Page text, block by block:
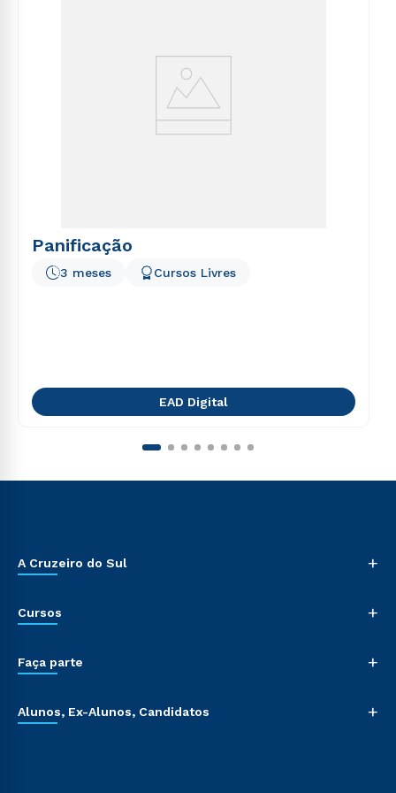
Panificação
3 meses Cursos Livres
EAD Digital
A Cruzeiro do Sul +
Cursos +
Faça parte +
Alunos, Ex-Alunos, Candidatos +